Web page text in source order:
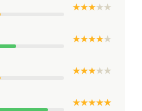
★ ★ ★★★
★ ★ ★ ★★
★ ★ ★★★
★ ★ ★ ★ ★